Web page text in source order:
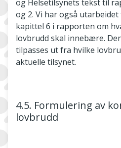
og Helsetilsynets tekst til
og 2. Vi har også
kapittel 6 i rapporten om
lovbrudd skal innebære.
tilpasses ut fra hvilke
aktuelle tilsynet.
4.5. Formulering av
lovbrudd